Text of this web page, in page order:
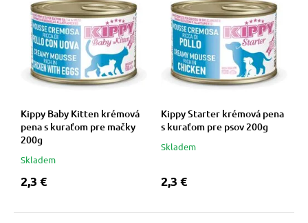
psov
psov
pre psov
mačky
mačky
Kippy Baby Kitten krémová
pena s kuraťom pre mačky
200g
Skladem
2,3 €
Kippy Starter krémová pena
s kuraťom pre psov 200g
Skladem
2,3 €